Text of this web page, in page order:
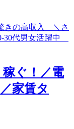
稼ぐ！／電
家賃タ